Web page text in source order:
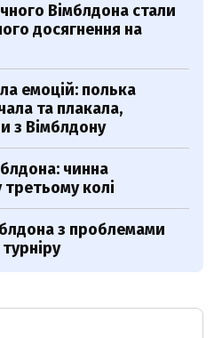
Вімблдона стали
досягнення на
емоцій: полька
та плакала,
з Вімблдону
чинна
третьому колі
з проблемами